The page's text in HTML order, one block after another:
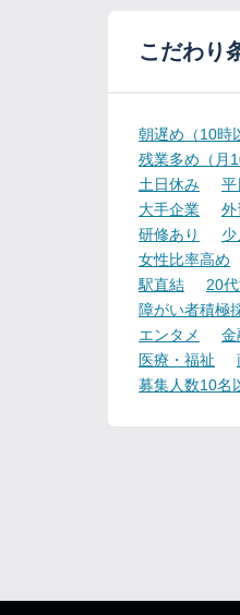
こだわり
朝遅め（10時
残業多め（月
土日休み
平
大手企業
外
研修あり
女性比率高め
駅直結
20
障がい者積極
エンタメ
金
医療・福祉
募集人数10名